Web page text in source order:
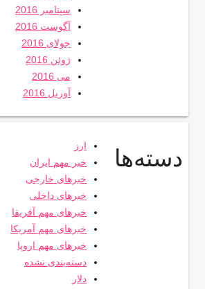
سپتامبر 2016
آگوست 2016
جولای 2016
ژوئن 2016
می 2016
آوریل 2016
دسته‌ها
ارز
خبر مهم ایران
خبرهای خارجی
خبرهای داخلی
خبرهای مهم آفریقا
خبرهای مهم آمریکا
خبرهای مهم اروپا
دسته‌بندی نشده
دلار